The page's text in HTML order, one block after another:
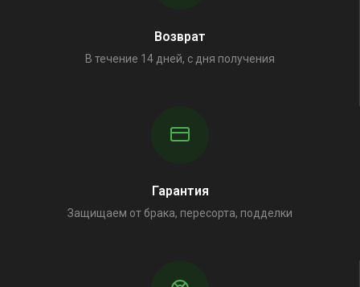
Возврат
В течение 14 дней, с дня получения
Гарантия
Защищаем от брака, пересорта, подделки